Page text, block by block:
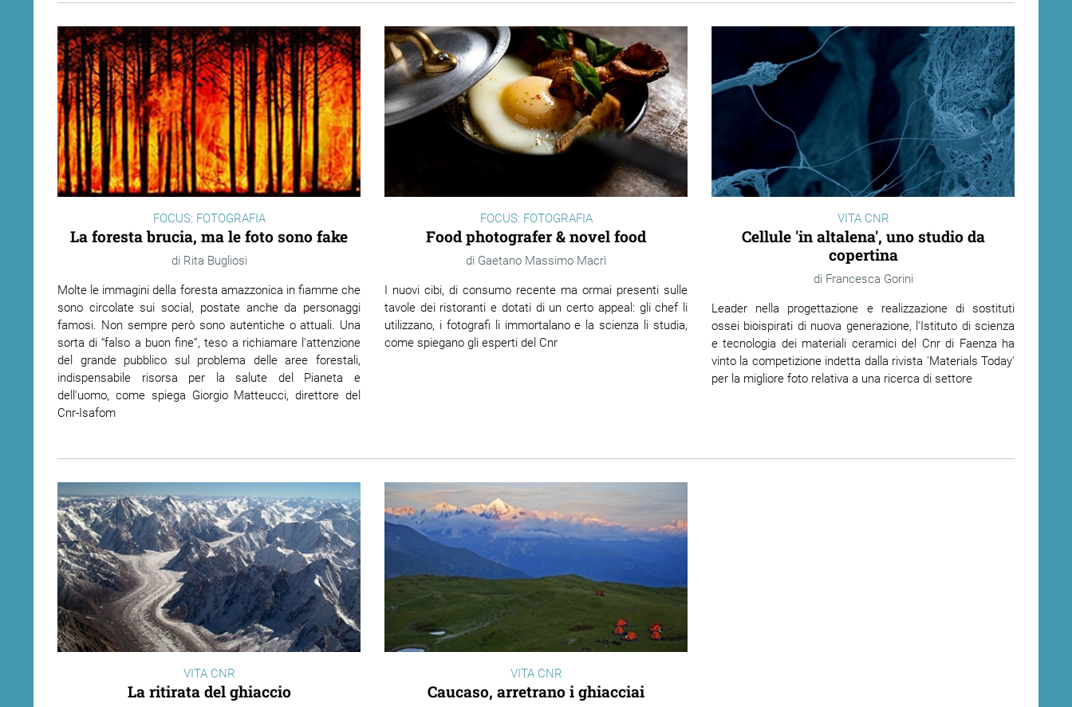
FOCUS: FOTOGRAFIA
La foresta brucia, ma le foto sono fake
Rita Bugliosi
Molte le immagini della foresta amazzonica in fiamme che
sono circolate sui social, postate anche da personaggi
famosi. Non sempre però sono autentiche o attuali. Una
sorta di “falso a buon fine”, teso a richiamare l'attenzione
del grande pubblico sul problema delle aree forestali,
indispensabile risorsa per la salute del Pianeta e
dell'uomo, come spiega Giorgio Matteucci, direttore del
Cnr-Isafom
FOCUS: FOTOGRAFIA
Food photografer & novel food
Gaetano Massimo Macrì
I nuovi cibi, di consumo recente ma ormai presenti sulle
tavole dei ristoranti e dotati di un certo appeal: gli chef li
utilizzano, i fotografi li immortalano e la scienza li studia,
come spiegano gli esperti del Cnr
VITA CNR
Cellule 'in altalena', uno studio da
copertina
Francesca Gorini
Leader nella progettazione e realizzazione di sostituti
ossei bioispirati di nuova generazione, l'Istituto di scienza
e tecnologia dei materiali ceramici del Cnr di Faenza ha
vinto la competizione indetta dalla rivista 'Materials Today'
per la migliore foto relativa a una ricerca di settore
VITA CNR
La ritirata del ghiaccio
VITA CNR
Caucaso, arretrano i ghiacciai